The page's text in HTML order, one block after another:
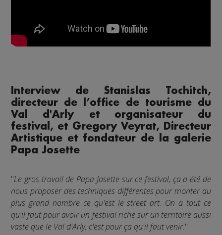
Interview de Stanislas Tochitch,
directeur de l’office de tourisme du
Val d'Arly et organisateur du
festival, et Gregory Veyrat, Directeur
Artistique et fondateur de la galerie
Papa Josette
"Le gros travail de Papa Josette sur ce festival, ça a été de
nous proposer des techniques différentes pour monter au
plus grand nombre ce qu'est le street art. On a tout ce
qu'il faut pour avoir un festival riche sur un territoire aussi
vaste que le Val d'Arly, c'est pour ça qu'il faut venir."